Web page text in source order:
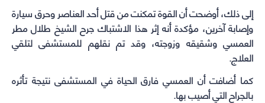
إلى ذلك، أوضحت أن القوة تمكنت من قتل أحد العناصر وحرق سيارة
وإصابة آخرين، مؤكدة أنه إثر هذا الاشتباك جرح الشيخ طلال مطر
العمسي وشقيقه وزوجته، وقد تم نقلهم للمستشفى لتلقي
العلاج.
كما أضافت أن العمسي فارق الحياة في المستشفى نتيجة تأثره
بالجراح التي أصيب بها.